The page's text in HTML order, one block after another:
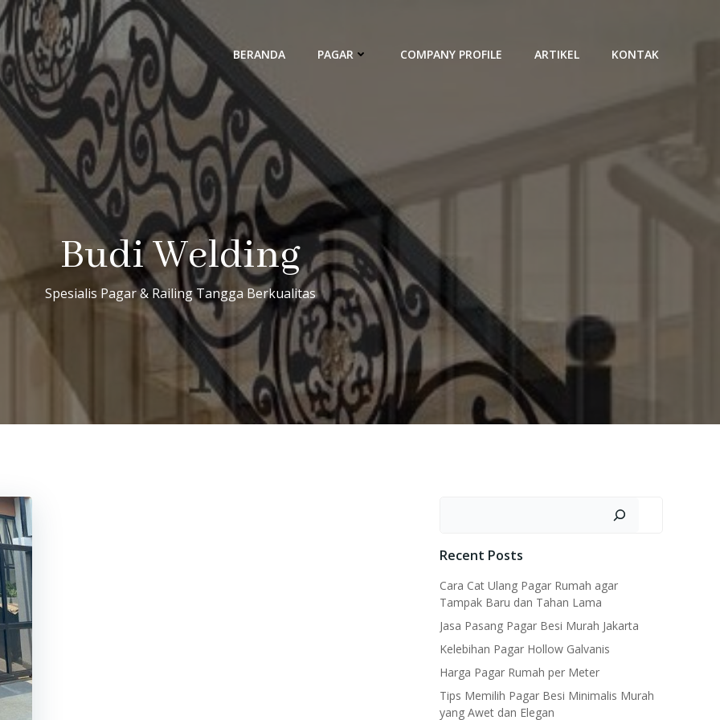
BERANDA PAGAR COMPANY PROFILE ARTIKEL KONTAK
Budi Welding
Spesialis Pagar & Railing Tangga Berkualitas
Recent Posts
Cara Cat Ulang Pagar Rumah agar
Tampak Baru dan Tahan Lama
Jasa Pasang Pagar Besi Murah Jakarta
Kelebihan Pagar Hollow Galvanis
Harga Pagar Rumah per Meter
Tips Memilih Pagar Besi Minimalis Murah
yang Awet dan Elegan